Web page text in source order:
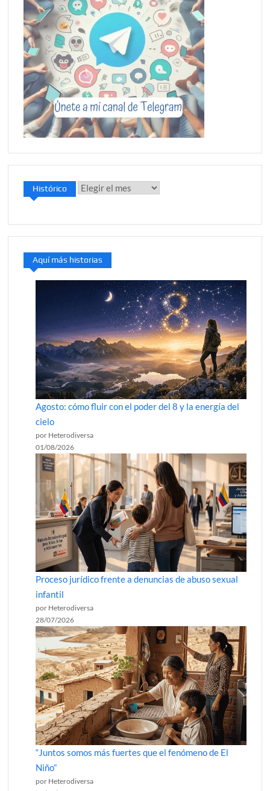
Histórico Histórico
Aquí más historias
Agosto: cómo fluir con el poder del 8 y la energía del
cielo
por Heterodiversa
01/08/2026
Proceso jurídico frente a denuncias de abuso sexual
infantil
por Heterodiversa
28/07/2026
“Juntos somos más fuertes que el fenómeno de El
Niño”
por Heterodiversa